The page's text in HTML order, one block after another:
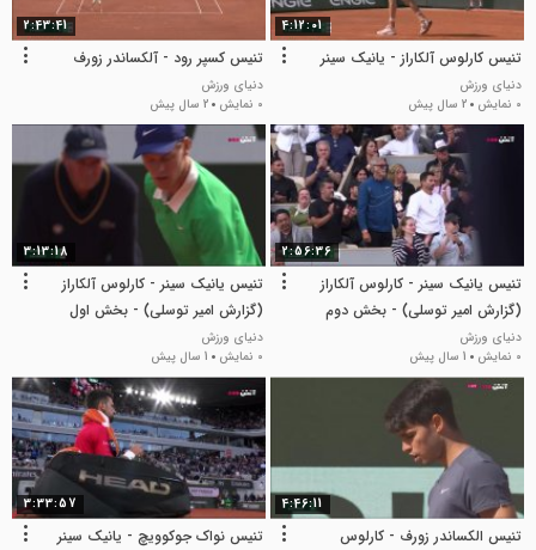
4:12:01
تنیس کارلوس آلکاراز - یانیک سینر
دنیای ورزش
0 نمایش
2 سال پیش
2:43:41
تنیس کسپر رود - آلکساندر زورف
دنیای ورزش
0 نمایش
2 سال پیش
2:56:36
تنیس یانیک سینر - کارلوس آلکاراز
(گزارش امیر توسلی) - بخش دوم
دنیای ورزش
0 نمایش
1 سال پیش
3:13:18
تنیس یانیک سینر - کارلوس آلکاراز
(گزارش امیر توسلی) - بخش اول
دنیای ورزش
0 نمایش
1 سال پیش
4:46:11
تنیس الکساندر زورف - کارلوس
3:33:57
تنیس نواک جوکوویچ - یانیک سینر